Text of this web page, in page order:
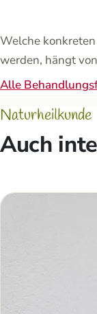
Welche
werden, hängt
Alle
Naturheilkunde
Auch